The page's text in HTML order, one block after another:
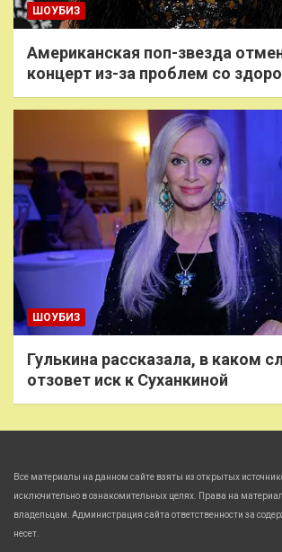
ШОУБИЗ
Американская поп-звезда
концерт из-за проблем со
ШОУБИЗ
Гулькина рассказала, в каком
отзовет иск к Суханкиной
Все материалы на данном сайте взяты из открытых
исключительно в ознакомительных целях. Права на
владельцам. Администрация сайта ответственности за
несет.